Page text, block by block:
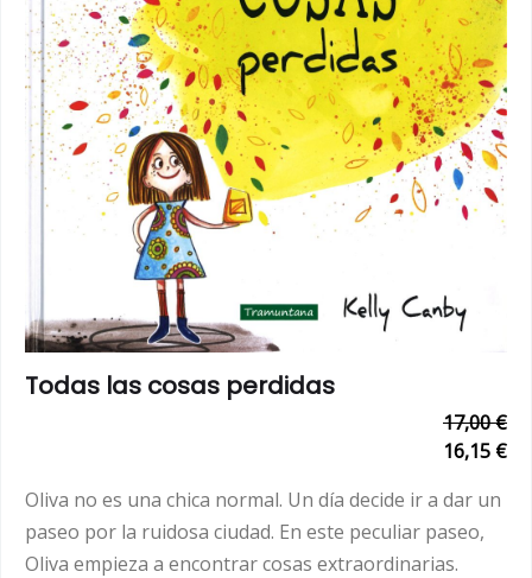
Todas las cosas perdidas
17,00 €
16,15 €
Oliva no es una chica normal. Un día decide ir a dar un
paseo por la ruidosa ciudad. En este peculiar paseo,
Oliva empieza a encontrar cosas extraordinarias.